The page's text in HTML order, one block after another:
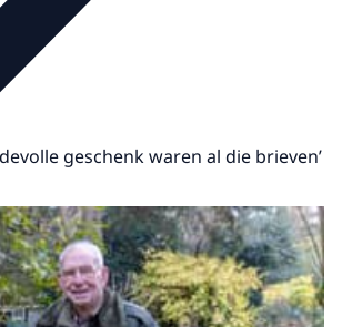
geschenk waren al die brieven’